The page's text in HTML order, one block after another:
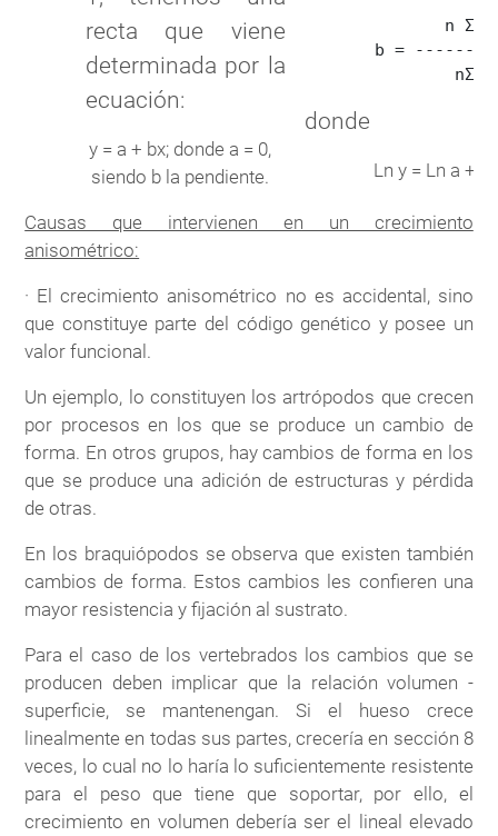
recta que viene
determinada por la
ecuación:
y = a + bx; donde a = 0,
siendo b la pendiente.
n
b =
donde
Ln y = Ln a + x
Causas que intervienen en un crecimiento
anisométrico:
· El crecimiento anisométrico no es accidental, sino
que constituye parte del código genético y posee un
valor funcional.
Un ejemplo, lo constituyen los artrópodos que crecen
por procesos en los que se produce un cambio de
forma. En otros grupos, hay cambios de forma en los
que se produce una adición de estructuras y pérdida
de otras.
En los braquiópodos se observa que existen también
cambios de forma. Estos cambios les confieren una
mayor resistencia y fijación al sustrato.
Para el caso de los vertebrados los cambios que se
producen deben implicar que la relación volumen -
superficie, se mantenengan. Si el hueso crece
linealmente en todas sus partes, crecería en sección 8
veces, lo cual no lo haría lo suficientemente resistente
para el peso que tiene que soportar, por ello, el
crecimiento en volumen debería ser el lineal elevado